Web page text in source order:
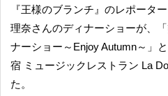
『王様のブランチ』のレポータ
理奈さんのディナーショーが、
ナーショー～Enjoy Autumn～」
宿 ミュージックレストラン La
た。